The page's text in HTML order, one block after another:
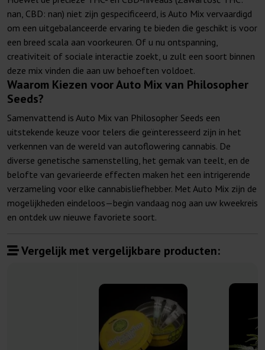
nan, CBD: nan) niet zijn gespecificeerd, is Auto Mix vervaardigd
om een uitgebalanceerde ervaring te bieden die geschikt is voor
een breed scala aan voorkeuren. Of u nu ontspanning,
creativiteit of sociale interactie zoekt, u zult een soort binnen
deze mix vinden die aan uw behoeften voldoet.
Waarom Kiezen voor Auto Mix van Philosopher
Seeds?
Samenvattend is Auto Mix van Philosopher Seeds een
uitstekende keuze voor telers die geïnteresseerd zijn in het
verkennen van de wereld van autoflowering cannabis. De
diverse genetische samenstelling, het gemak van teelt, en de
belofte van gevarieerde effecten maken het een intrigerende
verzameling voor elke cannabisliefhebber. Met Auto Mix zijn de
mogelijkheden eindeloos—begin vandaag nog aan uw kweekreis
en ontdek uw nieuwe favoriete soort.
Vergelijk met vergelijkbare producten: